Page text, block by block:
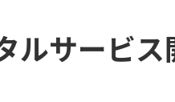
ルサービス